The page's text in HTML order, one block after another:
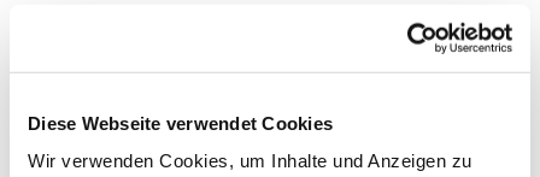
Diese Webseite verwendet Cookies
Wir verwenden Cookies, um Inhalte und Anzeigen zu